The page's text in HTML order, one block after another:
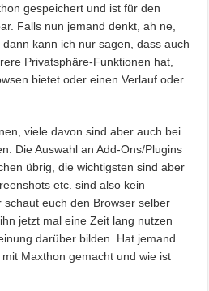
gespeichert und ist für den
Falls nun jemand denkt, ah ne,
kann ich nur sagen, dass auch
Privatsphäre-Funktionen hat,
bietet oder einen Verlauf oder
viele davon sind aber auch bei
Die Auswahl an Add-Ons/Plugins
übrig, die wichtigsten sind aber
etc. sind also kein
schaut euch den Browser selber
jetzt mal eine Zeit lang nutzen
darüber bilden. Hat jemand
Maxthon gemacht und wie ist